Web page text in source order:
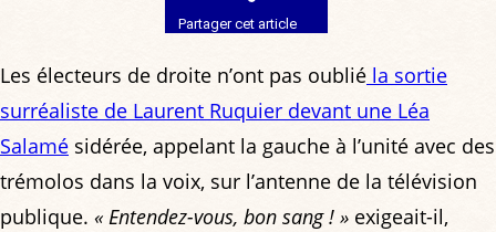
Partager cet article
Les électeurs de droite n’ont pas oublié la sortie
surréaliste de Laurent Ruquier devant une Léa
Salamé sidérée, appelant la gauche à l’unité avec des
trémolos dans la voix, sur l’antenne de la télévision
publique. « Entendez-vous, bon sang ! » exigeait-il,